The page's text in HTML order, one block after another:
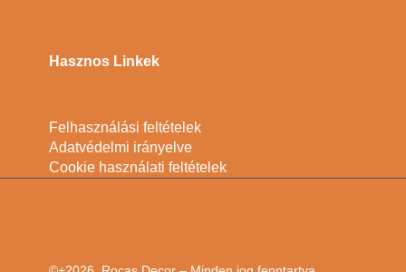
Hasznos Linkek
Felhasználási feltételek
Adatvédelmi irányelve
Cookie használati feltételek